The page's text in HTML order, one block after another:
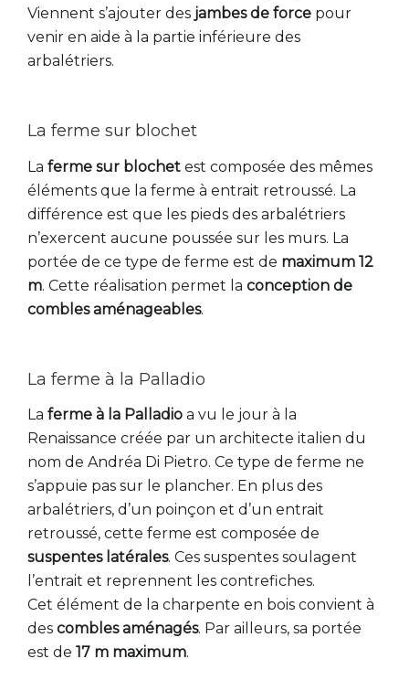
Viennent s’ajouter des jambes de force pour
venir en aide à la partie inférieure des
arbalétriers.
La ferme sur blochet
La ferme sur blochet est composée des mêmes
éléments que la ferme à entrait retroussé. La
différence est que les pieds des arbalétriers
n’exercent aucune poussée sur les murs. La
portée de ce type de ferme est de maximum 12
m. Cette réalisation permet la conception de
combles aménageables.
La ferme à la Palladio
La ferme à la Palladio a vu le jour à la
Renaissance créée par un architecte italien du
nom de Andréa Di Pietro. Ce type de ferme ne
s’appuie pas sur le plancher. En plus des
arbalétriers, d’un poinçon et d’un entrait
retroussé, cette ferme est composée de
suspentes latérales. Ces suspentes soulagent
l’entrait et reprennent les contrefiches.
Cet élément de la charpente en bois convient à
des combles aménagés. Par ailleurs, sa portée
est de 17 m maximum.